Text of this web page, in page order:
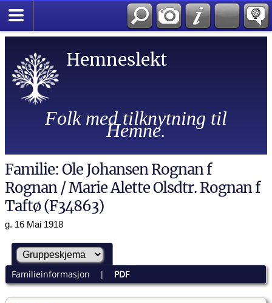
Hemneslekt
Folk med tilknytning til
Hemne.
Familie: Ole Johansen Rognan f
Rognan / Marie Alette Olsdtr. Rognan f
Taftø (F34863)
g. 16 Mai 1918
Familieinformasjon | PDF